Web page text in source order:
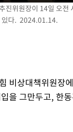
진위원장이 14일 오전
있다. 2024.01.14.
비상대책위원장
을 그만두고, 한